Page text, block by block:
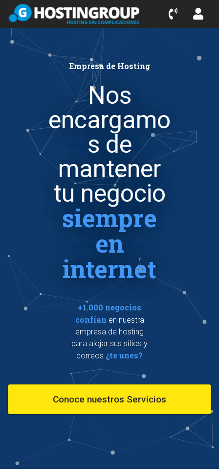
Saltar
al
contenido
Empresa de Hosting
Nos
encargamo
s de
mantener
tu negocio
siempre
en
internet
+1.000 negocios
confían en nuestra
empresa de hosting
para alojar sus sitios y
correos ¿te unes?
Conoce nuestros Servicios